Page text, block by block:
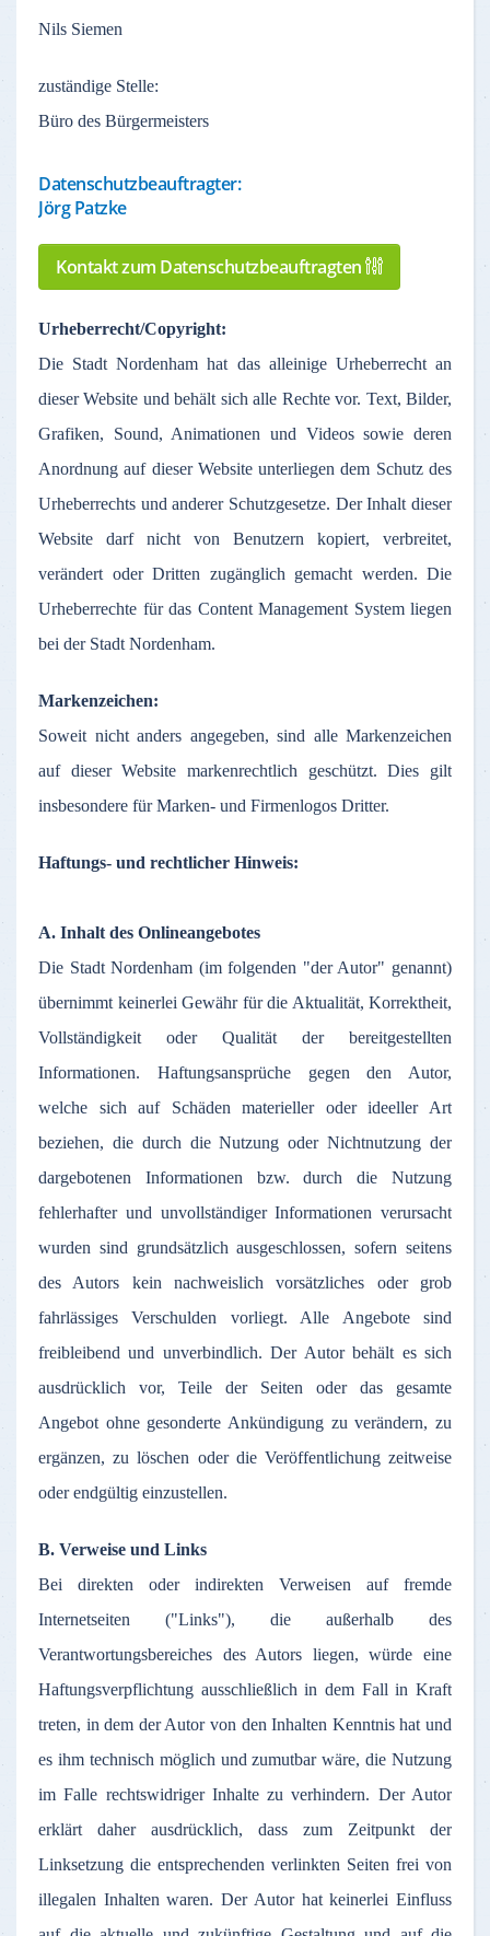
Nils Siemen
zuständige Stelle:
Büro des Bürgermeisters
Datenschutzbeauftragter:
Jörg Patzke
Kontakt zum Datenschutzbeauftragten
Urheberrecht/Copyright:
Die StadtNordenham hat das alleinige Urheberrechtan
dieserWebsite undbehält sich alle Rechte vor. Text,Bilder,
Grafiken, Sound, Animationen und Videossowie deren
Anordnung auf dieserWebsiteunterliegen dem Schutzdes
Urheberrechts undanderer Schutzgesetze. Der Inhalt dieser
Website darf nicht von Benutzern kopiert, verbreitet,
verändert oder Dritten zugänglich gemacht werden. Die
Urheberrechte für das Content Management System liegen
bei der Stadt Nordenham.
Markenzeichen:
Soweit nicht anders angegeben, sind alle Markenzeichen
auf dieserWebsitemarkenrechtlich geschützt. Dies gilt
insbesondere für Marken- und Firmenlogos Dritter.
Haftungs- und rechtlicher Hinweis:
A. Inhalt des Onlineangebotes
Die Stadt Nordenham (im folgenden "der Autor" genannt)
übernimmt keinerlei Gewähr fürdie Aktualität, Korrektheit,
Vollständigkeit
oder Qualität der
bereitgestellten
Informationen. Haftungsansprüche gegen den Autor,
welche
sich auf Schäden materieller oder ideellerArt
beziehen, die durch dieNutzung oder Nichtnutzung der
dargebotenen
Informationen bzw.durch dieNutzung
fehlerhafterund unvollständiger Informationen verursacht
wurden sind grundsätzlich ausgeschlossen,sofern seitens
des Autors kein nachweislich vorsätzliches oder
grob
fahrlässiges
Verschulden vorliegt. Alle Angebote
sind
freibleibend und unverbindlich.Der Autor behält es sich
ausdrücklich
vor, Teile der Seiten oder das
gesamte
Angebot ohne gesonderte Ankündigung zu verändern,zu
ergänzen,zu löschen oderdie Veröffentlichung zeitweise
oder endgültig einzustellen.
B. Verweise und Links
Bei
direkten oder indirekten Verweisen auf
fremde
Internetseiten ("Links"), die außerhalb des
Verantwortungsbereiches des Autors liegen,würde eine
Haftungsverpflichtung ausschließlich indem Fall in Kraft
treten, indem der Autorvon denInhalten Kenntnishat und
es ihm technisch möglich undzumutbar wäre, die Nutzung
im Falle rechtswidriger Inhalte zu verhindern. Der Autor
erklärt
daher ausdrücklich, dass zum Zeitpunkt
der
Linksetzung die entsprechenden verlinkten Seiten frei von
illegalen Inhalten waren.Der Autorhatkeinerlei Einfluss